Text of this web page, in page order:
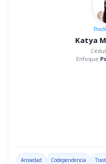
Katya
Enfoque:
Ansiedad Codependencia